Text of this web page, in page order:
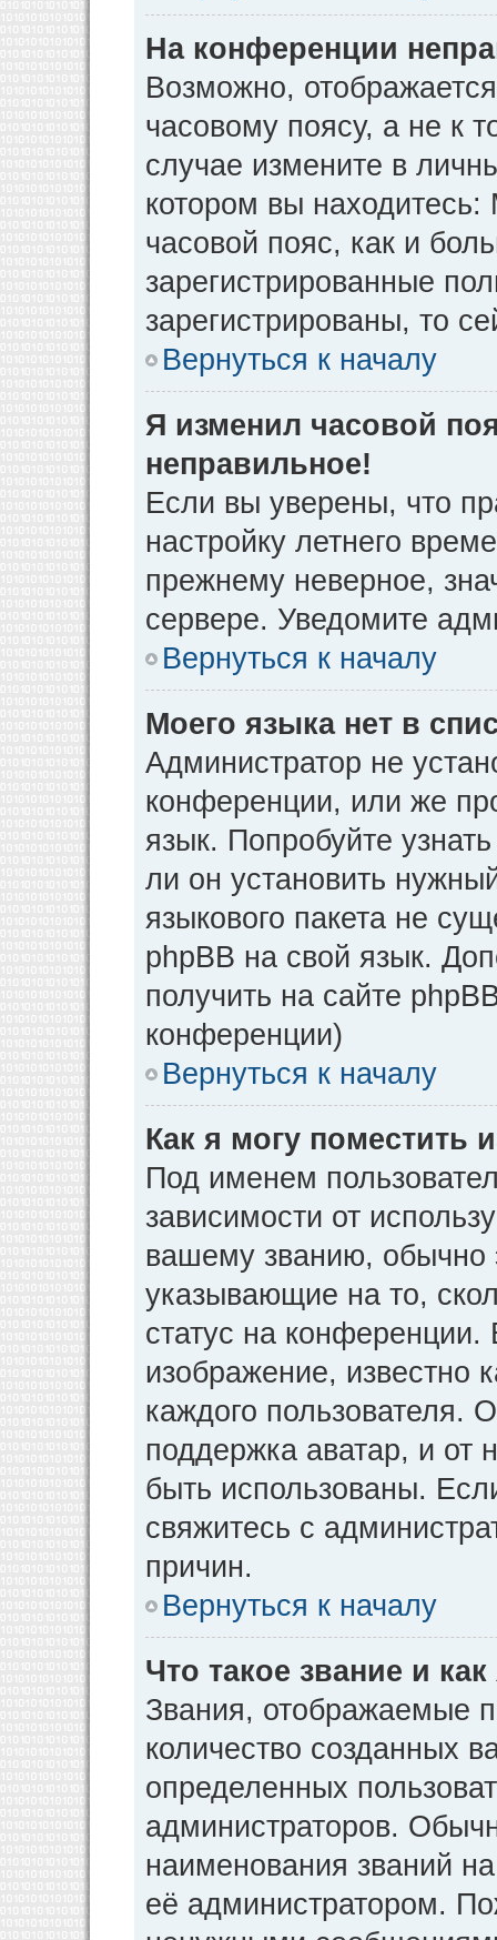
На конференции
Возможно,
часовому поясу, а не к
случае измените в
котором вы находитесь:
часовой пояс, как и
зарегистрированные
зарегистрированы, то
Вернуться к началу
Я изменил часовой
неправильное!
Если вы уверены, что
настройку летнего
прежнему неверное,
сервере. Уведомите
Вернуться к началу
Моего языка нет в
Администратор не
конференции, или же
язык. Попробуйте
ли он установить
языкового пакета не
phpBB на свой язык.
получить на сайте
конференции)
Вернуться к началу
Как я могу поместить
Под именем
зависимости от
вашему званию, обычно
указывающие на то,
статус на
изображение, известно
каждого пользователя.
поддержка аватар, и от
быть использованы.
свяжитесь с
причин.
Вернуться к началу
Что такое звание и
Звания, отображаемые
количество созданных
определенных
администраторов.
наименования званий
её администратором.